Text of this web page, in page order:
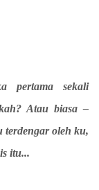
pertama sekali
Atau biasa –
terdengar oleh ku,
itu...